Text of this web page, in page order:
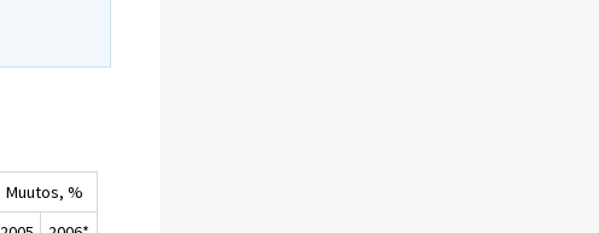
Muutos, %